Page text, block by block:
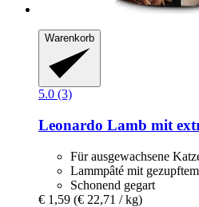
Warenkorb
5.0 (3)
Leonardo Lamb mit
Für ausgewachsene
Lammpâté mit
Schonend gegart
€ 1,59 (€ 22,71 / kg)